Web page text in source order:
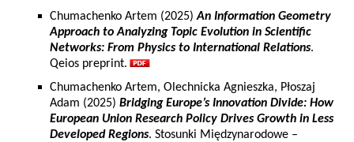
Chumachenko Artem (2025)An Information Geometry
Approach to Analyzing Topic Evolution in Scientific
Networks: From Physics to International Relations.
Qeios preprint.
Chumachenko Artem, Olechnicka Agnieszka, Płoszaj
Adam (2025) Bridging Europe’s Innovation Divide: How
European Union Research Policy Drives Growth in Less
Developed Regions. Stosunki Międzynarodowe –